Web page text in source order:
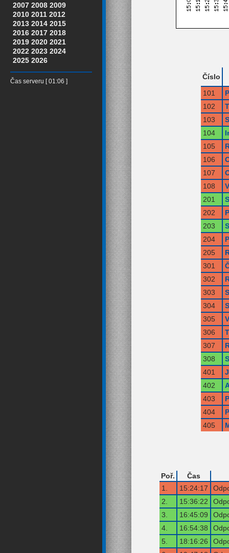
2007 2008 2009
2010 2011 2012
2013 2014 2015
2016 2017 2018
2019 2020 2021
2022 2023 2024
2025 2026
Čas serveru [ 01:06 ]
Číslo
101
102
103
104
105
106
107
108
201
202
203
204
205
301
302
303
304
305
306
307
308
401
402
403
404
405
Poř.
Čas
1.
15:24:17
2.
15:36:22
3.
16:45:09
4.
16:54:38
5.
18:16:26